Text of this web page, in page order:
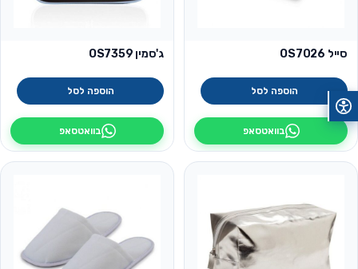
סייל OS7026
הוספה לסל
בוואטסאפ
ג'סמין OS7359
הוספה לסל
בוואטסאפ